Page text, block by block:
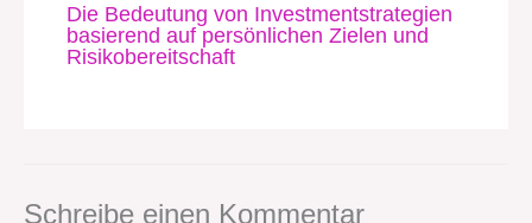
Die Bedeutung von Investmentstrategien
basierend auf persönlichen Zielen und
Risikobereitschaft
Schreibe einen Kommentar